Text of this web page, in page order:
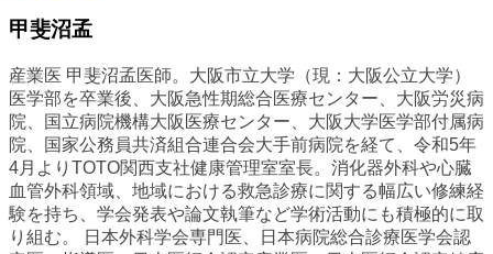
甲斐沼孟
産業医 甲斐沼孟医師。大阪市立大学（現：大阪公立大学）
医学部を卒業後、大阪急性期総合医療センター、大阪労災病
院、国立病院機構大阪医療センター、大阪大学医学部付属病
院、国家公務員共済組合連合会大手前病院を経て、令和5年
4月よりTOTO関西支社健康管理室室長。消化器外科や心臓
血管外科領域、地域における救急診療に関する幅広い修練経
験を持ち、学会発表や論文執筆など学術活動にも積極的に取
り組む。 日本外科学会専門医、日本病院総合診療医学会認